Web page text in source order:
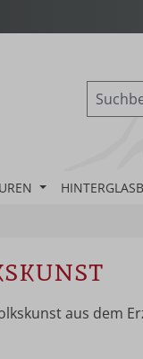
aus dem